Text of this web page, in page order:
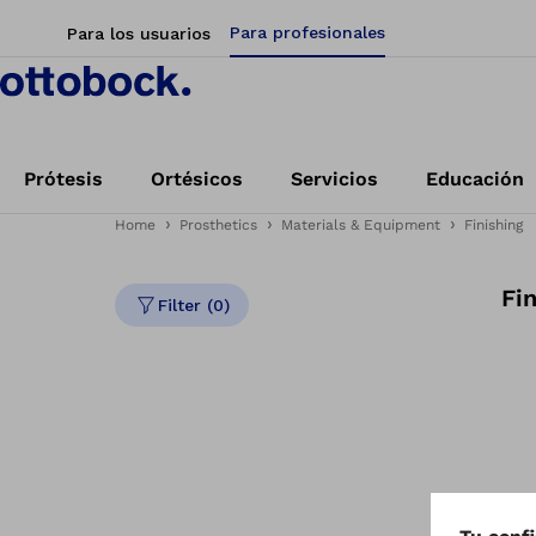
Para los usuarios Para profesionales
Prótesis Ortésicos Servicios Educación
Home Prosthetics Materials & Equipment Finishing
Filter (0)